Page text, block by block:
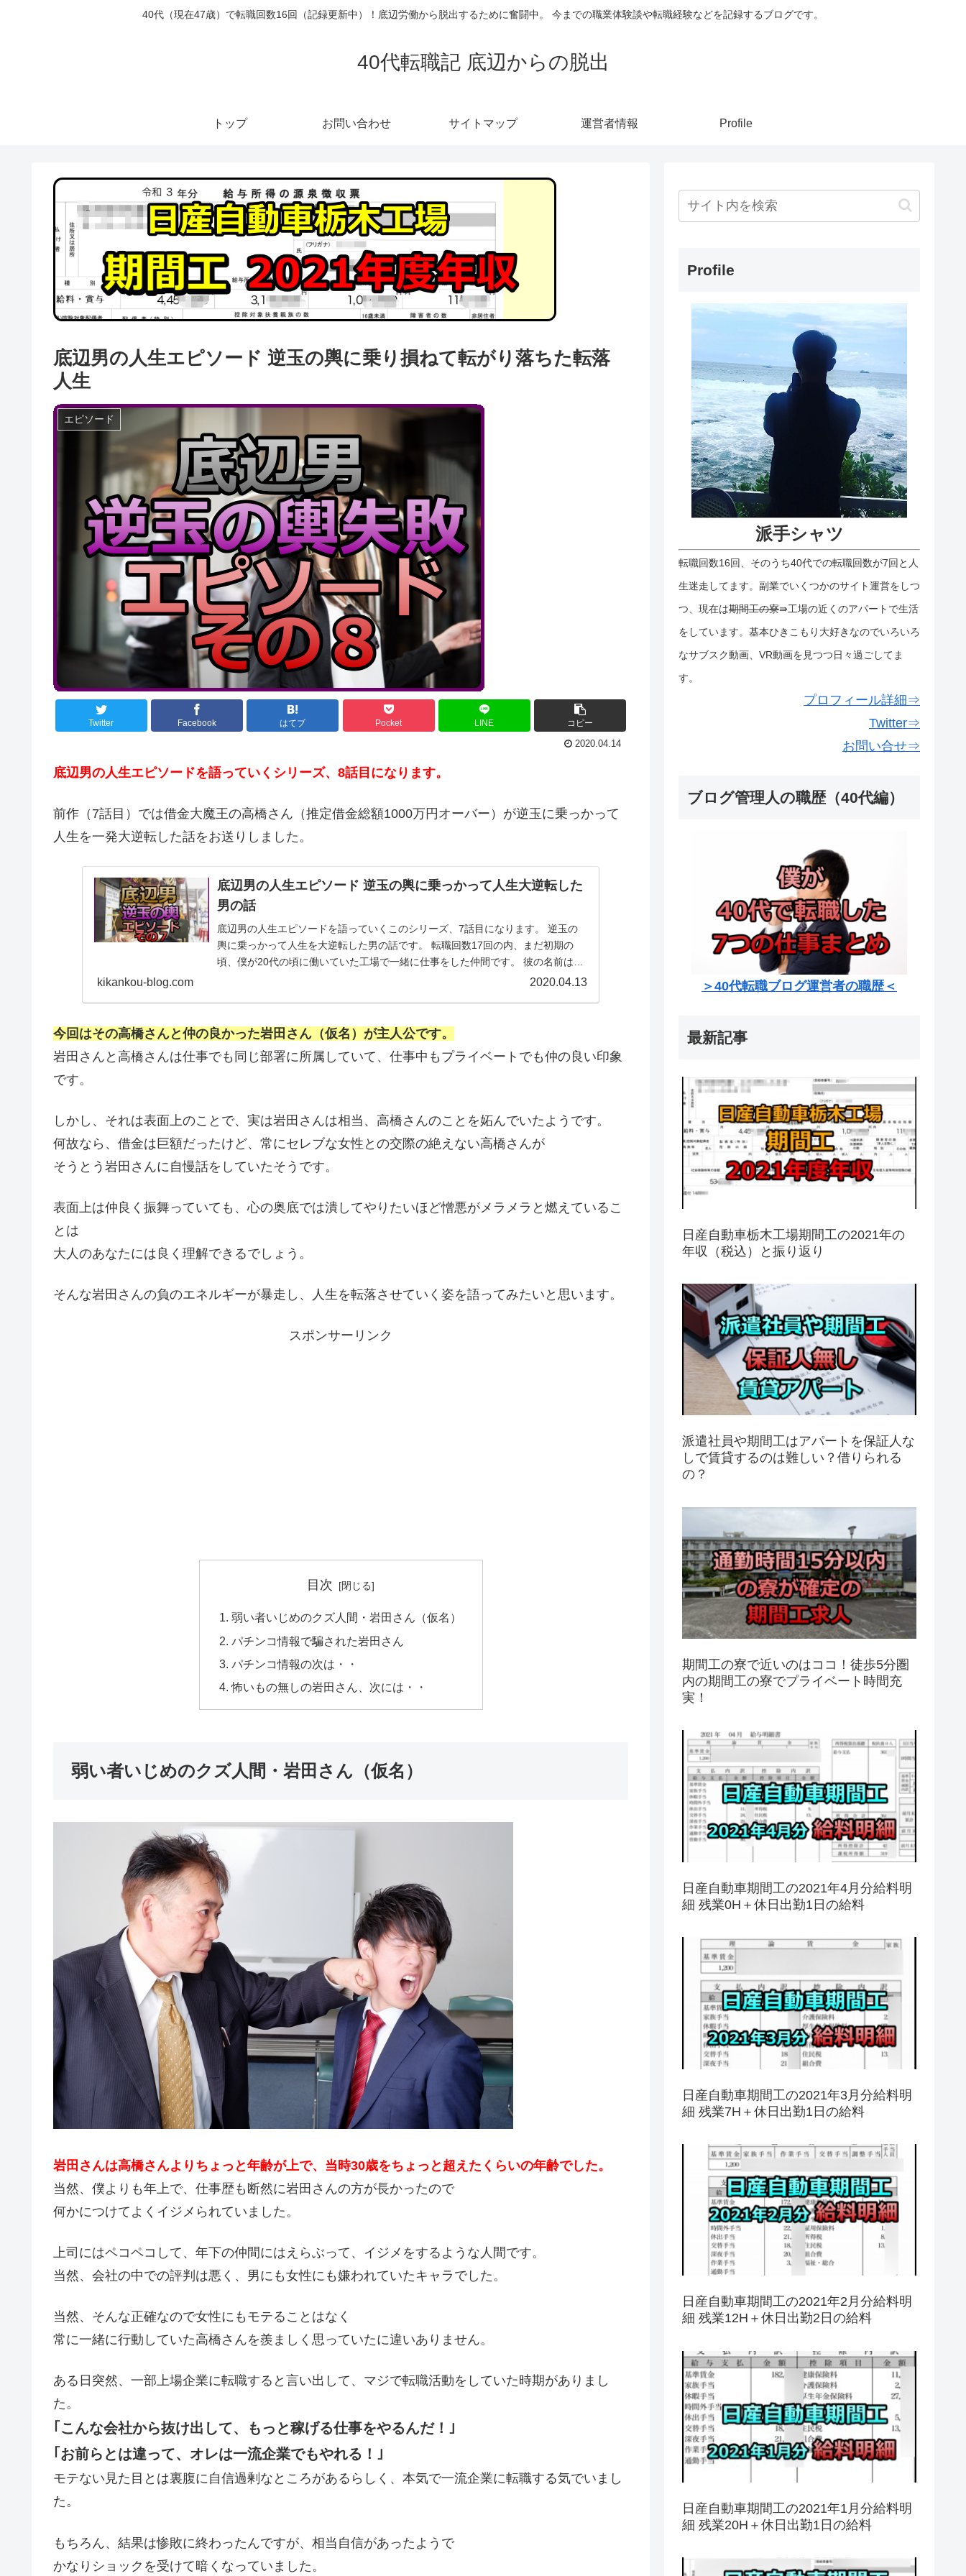
40代（現在47歳）で転職回数16回（記録更新中）！底辺労働から脱出するために奮闘中。 今までの職業体験談や転職経験などを記録するブログです。
40代転職記 底辺からの脱出
トップ お問い合わせ サイトマップ 運営者情報 Profile
底辺男の人生エピソード 逆玉の輿に乗り損ねて転がり落ちた転落
人生
エピソード
Twitter Facebook はてブ Pocket LINE コピー
2020.04.14
底辺男の人生エピソードを語っていくシリーズ、8話目になります。
前作（7話目）では借金大魔王の高橋さん（推定借金総額1000万円オーバー）が逆玉に乗っかって
人生を一発大逆転した話をお送りしました。
底辺男の人生エピソード 逆玉の輿に乗っかって人生大逆転した
男の話
底辺男の人生エピソードを語っていくこのシリーズ、7話目になります。 逆玉の
輿に乗っかって人生を大逆転した男の話です。 転職回数17回の内、まだ初期の
頃、僕が20代の頃に働いていた工場で一緒に仕事をした仲間です。 彼の名前は高
kikankou-blog.com 2020.04.13
今回はその高橋さんと仲の良かった岩田さん（仮名）が主人公です。
岩田さんと高橋さんは仕事でも同じ部署に所属していて、仕事中もプライベートでも仲の良い印象
です。
しかし、それは表面上のことで、実は岩田さんは相当、高橋さんのことを妬んでいたようです。
何故なら、借金は巨額だったけど、常にセレブな女性との交際の絶えない高橋さんが
そうとう岩田さんに自慢話をしていたそうです。
表面上は仲良く振舞っていても、心の奥底では潰してやりたいほど憎悪がメラメラと燃えているこ
とは
大人のあなたには良く理解できるでしょう。
そんな岩田さんの負のエネルギーが暴走し、人生を転落させていく姿を語ってみたいと思います。
スポンサーリンク
目次
弱い者いじめのクズ人間・岩田さん（仮名）
パチンコ情報で騙された岩田さん
パチンコ情報の次は・・
怖いもの無しの岩田さん、次には・・
弱い者いじめのクズ人間・岩田さん（仮名）
岩田さんは高橋さんよりちょっと年齢が上で、当時30歳をちょっと超えたくらいの年齢でした。
当然、僕よりも年上で、仕事歴も断然に岩田さんの方が長かったので
何かにつけてよくイジメられていました。
上司にはペコペコして、年下の仲間にはえらぶって、イジメをするような人間です。
当然、会社の中での評判は悪く、男にも女性にも嫌われていたキャラでした。
当然、そんな正確なので女性にもモテることはなく
常に一緒に行動していた高橋さんを羨ましく思っていたに違いありません。
ある日突然、一部上場企業に転職すると言い出して、マジで転職活動をしていた時期がありまし
た。
｢こんな会社から抜け出して、もっと稼げる仕事をやるんだ！｣
｢お前らとは違って、オレは一流企業でもやれる！｣
モテない見た目とは裏腹に自信過剰なところがあるらしく、本気で一流企業に転職する気でいまし
た。
もちろん、結果は惨敗に終わったんですが、相当自信があったようで
かなりショックを受けて暗くなっていました。
Profile
派手シャツ
転職回数16回、そのうち40代での転職回数が7回と人
生迷走してます。副業でいくつかのサイト運営をしつ
つ、現在は期間工の寮⇛工場の近くのアパートで生活
をしています。基本ひきこもり大好きなのでいろいろ
なサブスク動画、VR動画を見つつ日々過ごしてま
す。
プロフィール詳細⇒
Twitter⇒
お問い合せ⇒
ブログ管理人の職歴（40代編）
＞40代転職ブログ運営者の職歴＜
最新記事
日産自動車栃木工場期間工の2021年の
年収（税込）と振り返り
派遣社員や期間工はアパートを保証人な
しで賃貸するのは難しい？借りられる
の？
期間工の寮で近いのはココ！徒歩5分圏
内の期間工の寮でプライベート時間充
実！
日産自動車期間工の2021年4月分給料明
細 残業0H＋休日出勤1日の給料
日産自動車期間工の2021年3月分給料明
細 残業7H＋休日出勤1日の給料
日産自動車期間工の2021年2月分給料明
細 残業12H＋休日出勤2日の給料
日産自動車期間工の2021年1月分給料明
細 残業20H＋休日出勤1日の給料